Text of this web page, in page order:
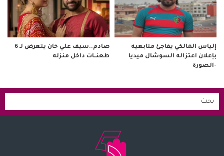
إلياس المالكي يفاجئ متابعيه
بإعلان اعتزاله السوشال ميديا
-الصورة
صادم..سيف علي خان يتعرض لـ 6
طعنــات داخل منزله